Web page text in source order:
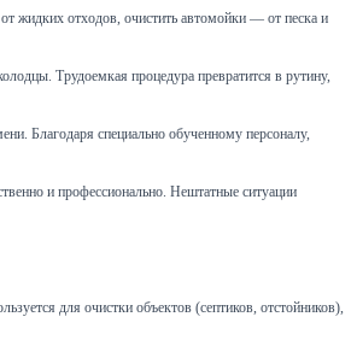
жидких отходов, очистить автомойки — от песка и
Трудоемкая процедура превратится в рутину,
Благодаря специально обученному персоналу,
и профессионально. Нештатные ситуации
для очистки объектов (септиков, отстойников),